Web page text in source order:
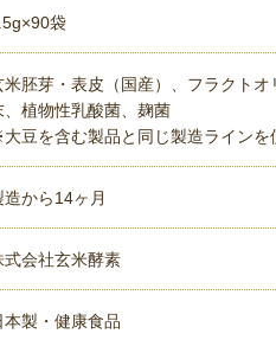
袋
米胚芽・表皮（国産）、フラクト
、植物性乳酸菌、麹菌
豆を含む製品と同じ製造ラインを
造から14ヶ月
式会社玄米酵素
本製・健康食品